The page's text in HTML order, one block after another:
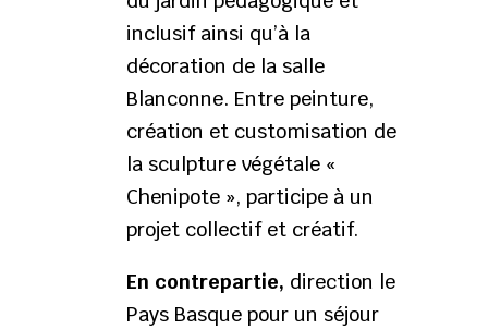
inclusif ainsi qu’à la
décoration de la salle
Blanconne. Entre peinture,
création et customisation de
la sculpture végétale «
Chenipote », participe à un
projet collectif et créatif.
En contrepartie, direction le
Pays Basque pour un séjour